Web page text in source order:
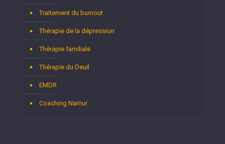
Traitement du burnout
Thérapie de la dépression
Thérapie familiale
Thérapie du Deuil
EMDR
Coaching Namur